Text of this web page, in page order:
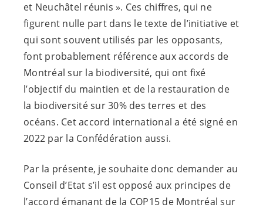
et Neuchâtel réunis ». Ces chiffres, qui ne
figurent nulle part dans le texte de l’initiative et
qui sont souvent utilisés par les opposants,
font probablement référence aux accords de
Montréal sur la biodiversité, qui ont fixé
l’objectif du maintien et de la restauration de
la biodiversité sur 30% des terres et des
océans. Cet accord international a été signé en
2022 par la Confédération aussi.
Par la présente, je souhaite donc demander au
Conseil d’Etat s’il est opposé aux principes de
l’accord émanant de la COP15 de Montréal sur